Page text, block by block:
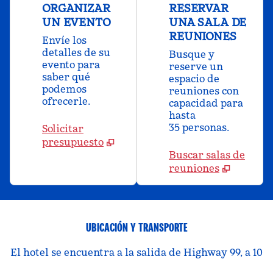
ORGANIZAR
UN EVENTO
Envíe los
detalles de su
evento para
saber qué
podemos
ofrecerle.
Solicitar
presupuesto
RESERVAR
UNA SALA DE
REUNIONES
Busque y
reserve un
espacio de
reuniones con
capacidad para
hasta
35 personas.
Buscar salas de
reuniones
UBICACIÓN Y TRANSPORTE
El hotel se encuentra a la salida de Highway 99, a 10